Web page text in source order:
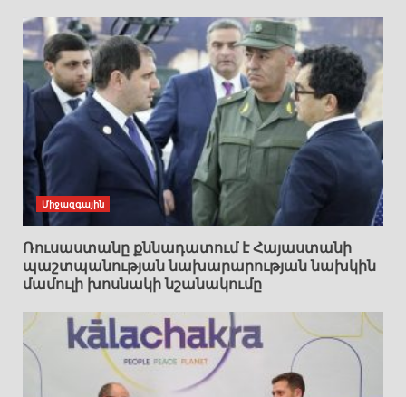
Միջազգային
Ռուսաստանը քննադատում է Հայաստանի
պաշտպանության նախարարության նախկին
մամուլի խոսնակի նշանակումը